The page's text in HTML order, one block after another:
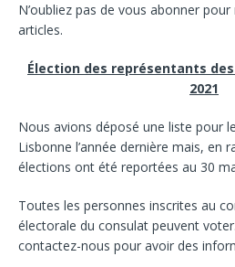
N’oubliez pas de vous abonner
articles.
Élection des représentants
2021
Nous avions déposé une liste pour
Lisbonne l’année dernière mais, en
élections ont été reportées au 30
Toutes les personnes inscrites au
électorale du consulat peuvent
contactez-nous pour avoir des